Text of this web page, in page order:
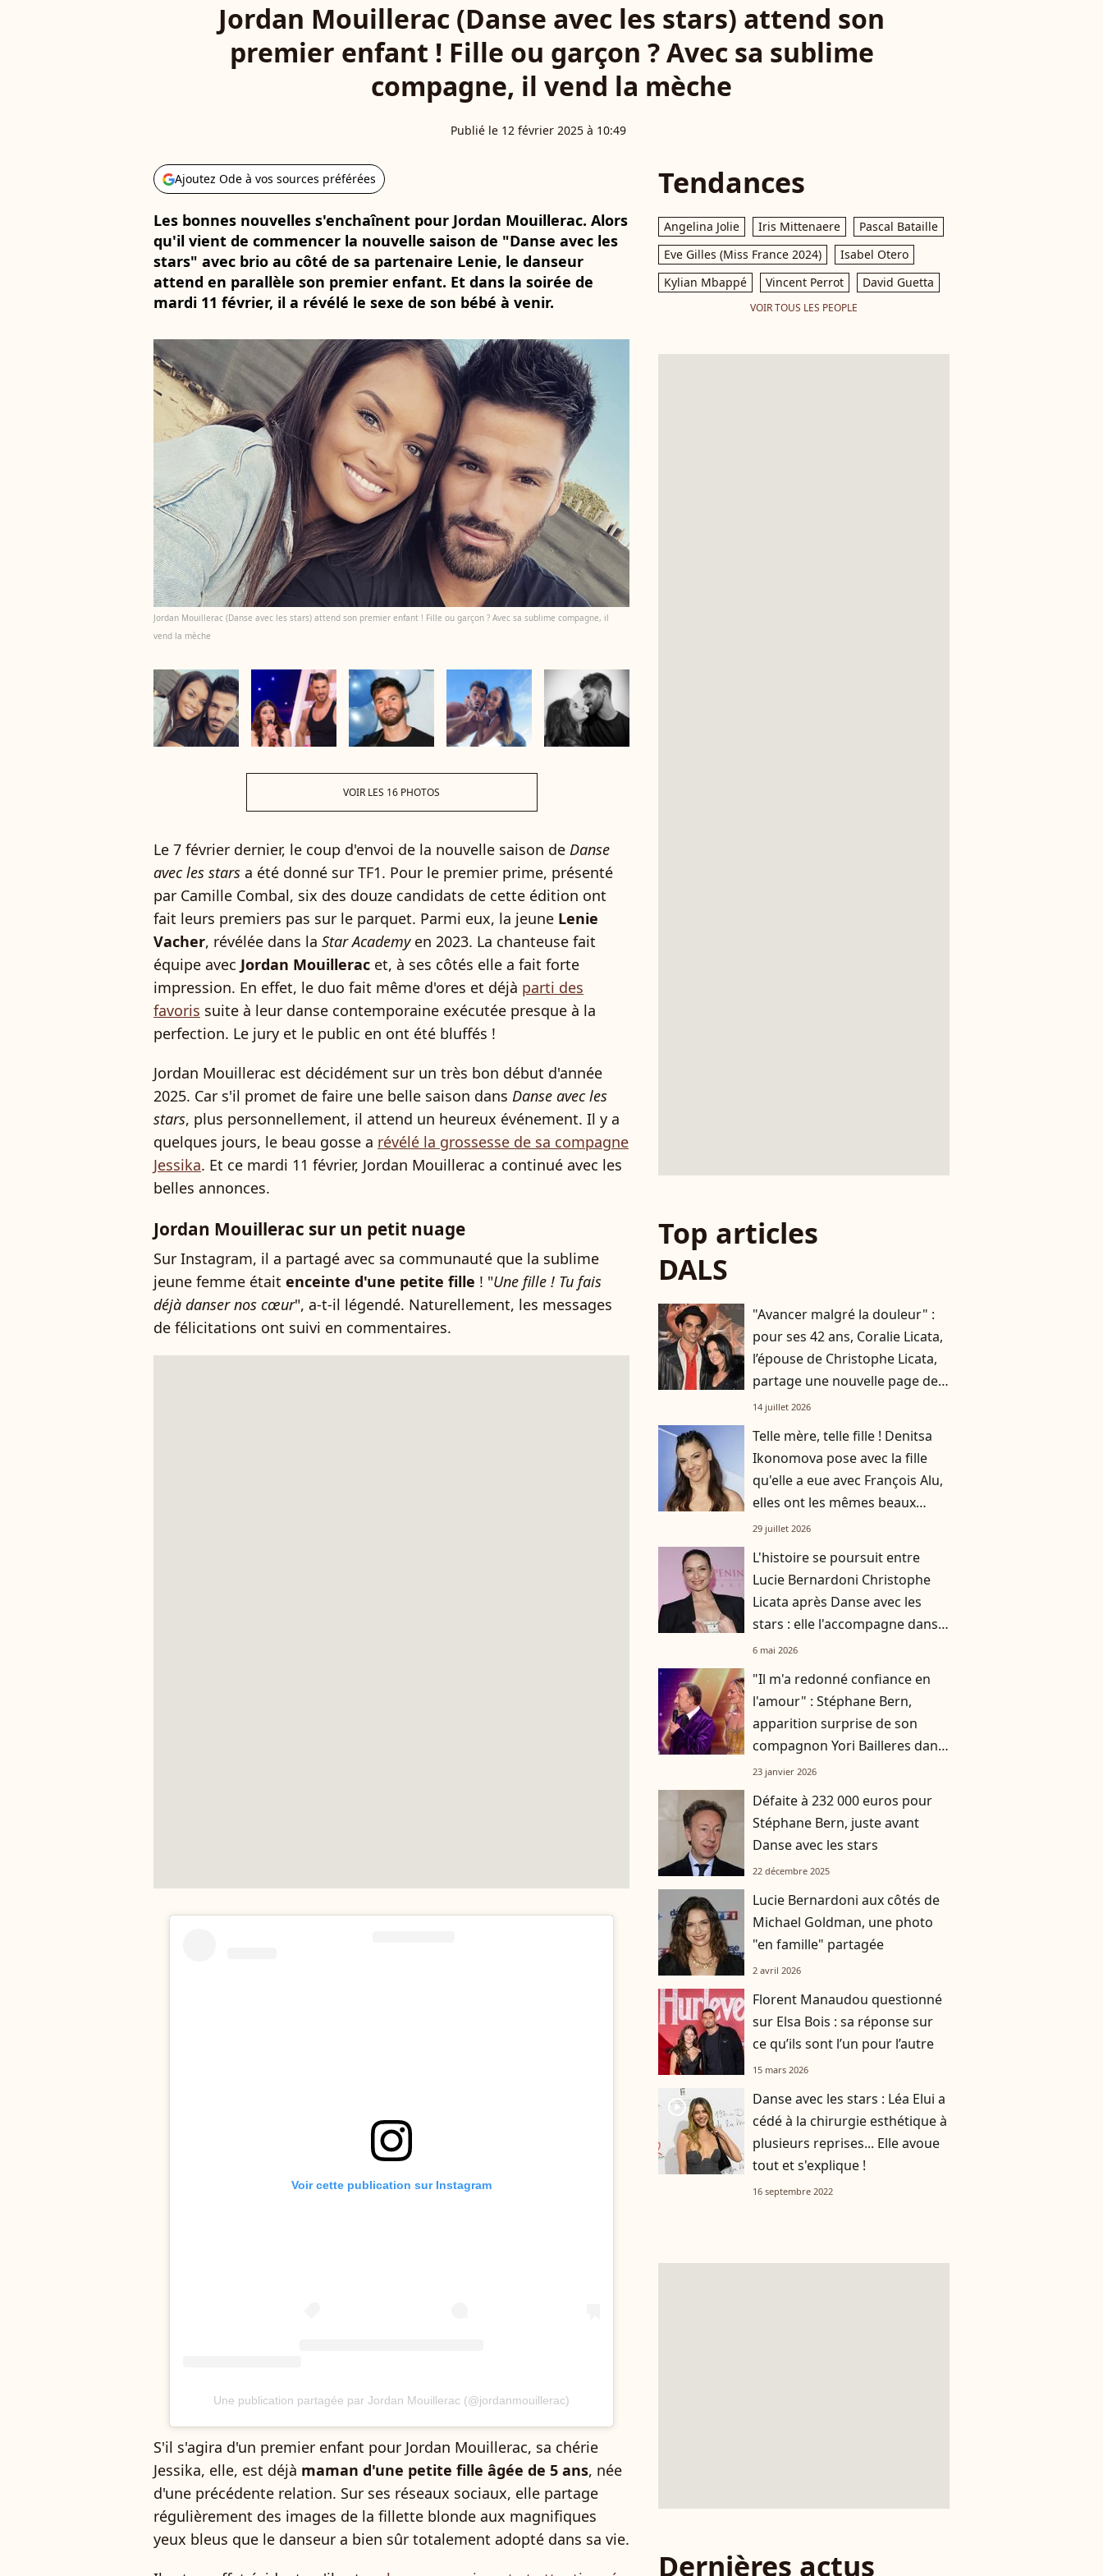
Jordan Mouillerac (Danse avec les stars) attend son
premier enfant ! Fille ou garçon ? Avec sa sublime
compagne, il vend la mèche
Publié le 12 février 2025 à 10:49
Ajoutez Ode à vos sources préférées
Les bonnes nouvelles s'enchaînent pour Jordan Mouillerac. Alors
qu'il vient de commencer la nouvelle saison de "Danse avec les
stars" avec brio au côté de sa partenaire Lenie, le danseur
attend en parallèle son premier enfant. Et dans la soirée de
mardi 11 février, il a révélé le sexe de son bébé à venir.
Jordan Mouillerac (Danse avec les stars) attend son premier enfant ! Fille ou garçon ? Avec sa sublime compagne, il
vend la mèche
VOIR LES 16 PHOTOS
Le 7 février dernier, le coup d'envoi de la nouvelle saison de Danse
avec les stars a été donné sur TF1. Pour le premier prime, présenté
par Camille Combal, six des douze candidats de cette édition ont
fait leurs premiers pas sur le parquet. Parmi eux, la jeune Lenie
Vacher, révélée dans la Star Academyen 2023. La chanteuse fait
équipe avec Jordan Mouillerac et, à ses côtés elle a fait forte
impression. En effet, le duo fait même d'ores et déjà parti des
favoris suite à leur danse contemporaine exécutée presque à la
perfection. Le jury et le public en ont été bluffés !
Jordan Mouillerac est décidément sur un très bon début d'année
2025. Car s'il promet de faire une belle saison dans Danse avec les
stars, plus personnellement, il attend un heureux événement. Il y a
quelques jours, le beau gosse a révélé la grossesse de sa compagne
Jessika. Et ce mardi 11 février, Jordan Mouillerac a continué avec les
belles annonces.
Jordan Mouillerac sur un petit nuage
Sur Instagram, il a partagé avec sa communauté que la sublime
jeune femme était enceinte d'une petite fille ! "Une fille ! Tu fais
déjà danser nos cœur", a-t-il légendé. Naturellement, les messages
de félicitations ont suivi en commentaires.
Voir cette publication sur Instagram
Une publication partagée par Jordan Mouillerac (@jordanmouillerac)
S'il s'agira d'un premier enfant pour Jordan Mouillerac, sa chérie
Jessika, elle, est déjà maman d'une petite fille âgée de 5 ans, née
d'une précédente relation. Sur ses réseaux sociaux, elle partage
régulièrement des images de la fillette blonde aux magnifiques
yeux bleus que le danseur a bien sûr totalement adopté dans sa vie.
Tendances
Angelina Jolie Iris Mittenaere
Pascal Bataille
Eve Gilles (Miss France 2024)
Isabel Otero
Kylian Mbappé
Vincent Perrot David Guetta
VOIR TOUS LES PEOPLE
Top articles
DALS
"Avancer malgré la douleur" :
pour ses 42 ans, Coralie Licata,
l’épouse de Christophe Licata,
partage une nouvelle page de
son histoire
14 juillet 2026
Telle mère, telle fille ! Denitsa
Ikonomova pose avec la fille
qu'elle a eue avec François Alu,
elles ont les mêmes beaux
cheveux châtains
29 juillet 2026
L'histoire se poursuit entre
Lucie Bernardoni Christophe
Licata après Danse avec les
stars : elle l'accompagne dans
une nouvelle aventure
6 mai 2026
"Il m'a redonné confiance en
l'amour" : Stéphane Bern,
apparition surprise de son
compagnon Yori Bailleres dans
Danse avec les stars
23 janvier 2026
Défaite à 232 000 euros pour
Stéphane Bern, juste avant
Danse avec les stars
22 décembre 2025
Lucie Bernardoni aux côtés de
Michael Goldman, une photo
"en famille" partagée
2 avril 2026
Florent Manaudou questionné
sur Elsa Bois : sa réponse sur
ce qu’ils sont l’un pour l’autre
15 mars 2026
player2
Danse avec les stars : Léa Elui a
cédé à la chirurgie esthétique à
plusieurs reprises... Elle avoue
tout et s'explique !
16 septembre 2022
Dernières actus